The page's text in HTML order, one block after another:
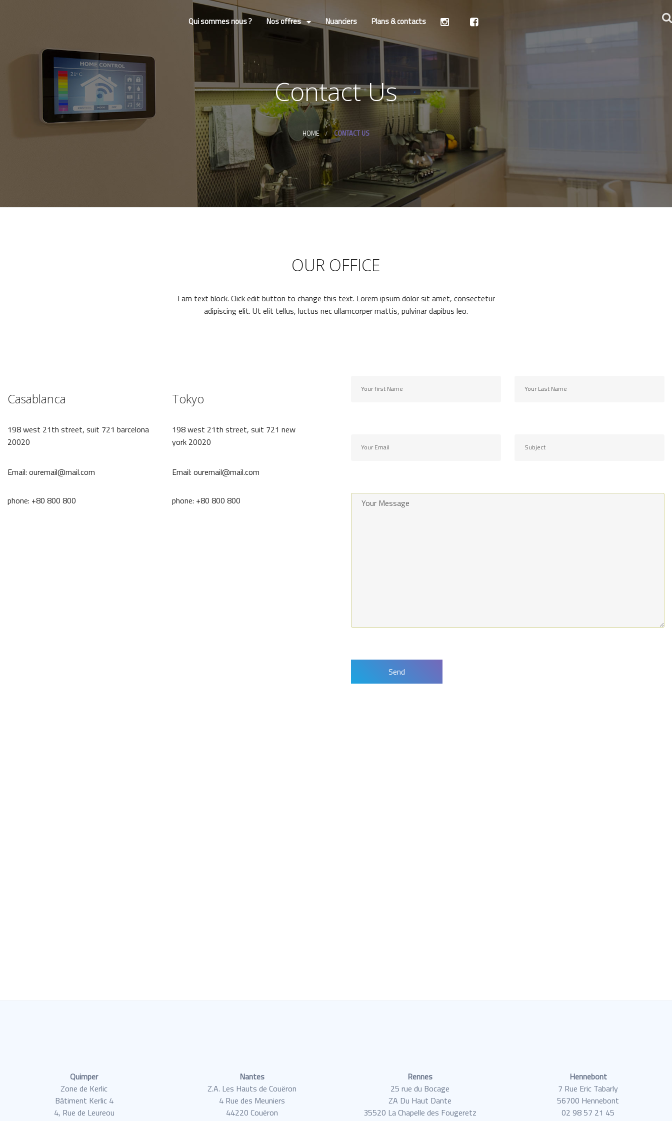
Qui sommes nous ? Nos offres
Prothèses
Orthèses
Nuanciers Plans & contacts
Contact Us
HOME CONTACT US
OUR OFFICE
I am text block. Click edit button to change this text. Lorem ipsum dolor sit amet, consectetur
adipiscing elit. Ut elit tellus, luctus nec ullamcorper mattis, pulvinar dapibus leo.
Casablanca
198 west 21th street, suit 721 barcelona
20020
Email: ouremail@mail.com
phone: +80 800 800
Tokyo
198 west 21th street, suit 721 new
york 20020
Email: ouremail@mail.com
phone: +80 800 800
Quimper
Zone de Kerlic
Bâtiment Kerlic 4
4, Rue de Leureou
Nantes
Z.A. Les Hauts de Couëron
4 Rue des Meuniers
44220 Couëron
Rennes
25 rue du Bocage
ZA Du Haut Dante
35520 La Chapelle des Fougeretz
Hennebont
7 Rue Eric Tabarly
56700 Hennebont
02 98 57 21 45